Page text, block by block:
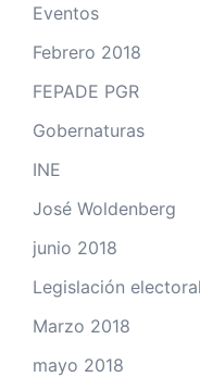
Eventos
Febrero 2018
FEPADE PGR
Gobernaturas
INE
José Woldenberg
junio 2018
Legislación
Marzo 2018
mayo 2018